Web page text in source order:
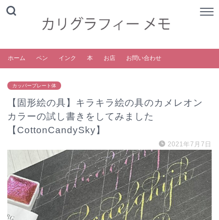
ホーム ペン インク 本 お店 お問い合わせ
カッパープレート体
【固形絵の具】キラキラ絵の具のカメレオン
カラーの試し書きをしてみました
【CottonCandySky】
2021年7月7日